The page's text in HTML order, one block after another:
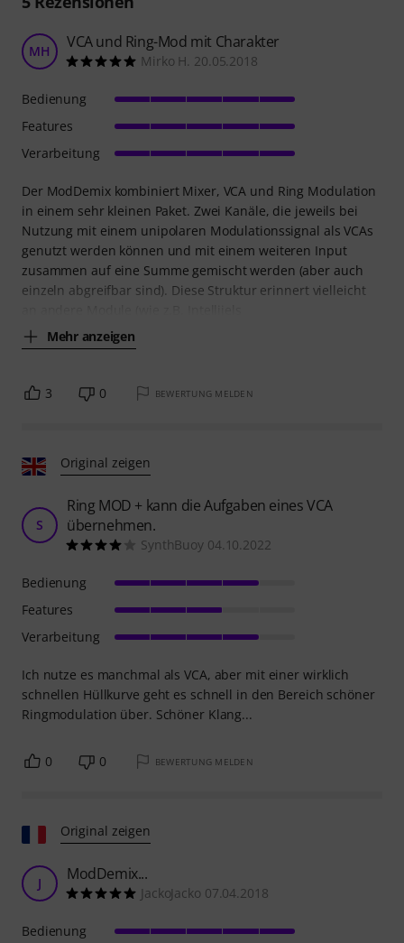
MH VCA und Ring-Mod mit Charakter
Mirko H. 20.05.2018
Der ModDemix kombiniert Mixer, VCA und Ring Modulation
in einem sehr kleinen Paket. Zwei Kanäle, die jeweils bei
Nutzung mit einem unipolaren Modulationssignal als VCAs
genutzt werden können und mit einem weiteren Input
zusammen auf eine Summe gemischt werden (aber auch
einzeln abgreifbar sind). Diese Struktur erinnert vielleicht
Mehr anzeigen
Bedienung
Features
Verarbeitung
3 0 BEWERTUNG MELDEN
Original zeigen
S
Ring MOD + kann die Aufgaben eines VCA
übernehmen.
SynthBuoy 04.10.2022
Ich nutze es manchmal als VCA, aber mit einer wirklich
schnellen Hüllkurve geht es schnell in den Bereich schöner
Ringmodulation über. Schöner Klang...
Bedienung
Features
Verarbeitung
0 0 BEWERTUNG MELDEN
Original zeigen
J ModDemix...
JackoJacko 07.04.2018
Bedienung